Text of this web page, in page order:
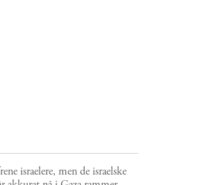
israelere, men de israelske